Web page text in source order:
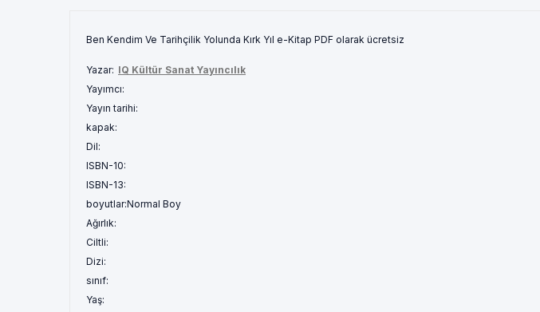
Ben Kendim Ve Tarihçilik Yolunda Kırk Yıl e-Kitap PDF olarak ücretsiz
Yazar: IQ Kültür Sanat Yayıncılık
Yayımcı:
Yayın tarihi:
kapak:
Dil:
ISBN-10:
ISBN-13:
boyutlar:Normal Boy
Ağırlık:
Ciltli:
Dizi:
sınıf:
Yaş: